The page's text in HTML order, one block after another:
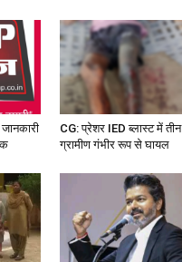
CG: प्रेशर IED ब्लास्ट में तीन
ग्रामीण गंभीर रूप से घायल